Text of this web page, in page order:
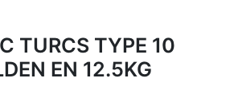
TURCS TYPE 10
EN 12.5KG